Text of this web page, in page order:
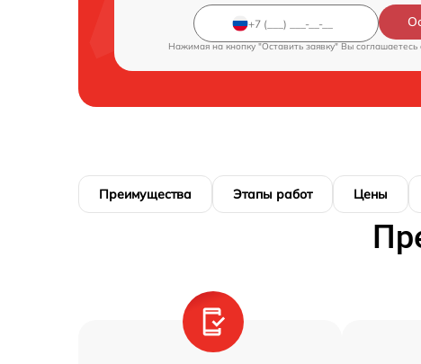
Нажимая на кнопку "Оставить заявку" Вы соглашаетесь
Преимущества Этапы работ Цены